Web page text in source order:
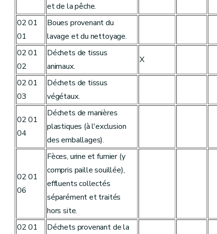
et de la pêche.
02 01
01
Boues provenant du
lavage et du nettoyage.
02 01
02
Déchets de tissus
animaux.
X
02 01
03
Déchets de tissus
végétaux.
02 01
04
Déchets de manières
plastiques (à l'exclusion
des emballages).
02 01
06
Fèces, urine et fumier (y
compris paille souillée),
effluents collectés
séparément et traités
hors site.
02 01
Déchets provenant de la